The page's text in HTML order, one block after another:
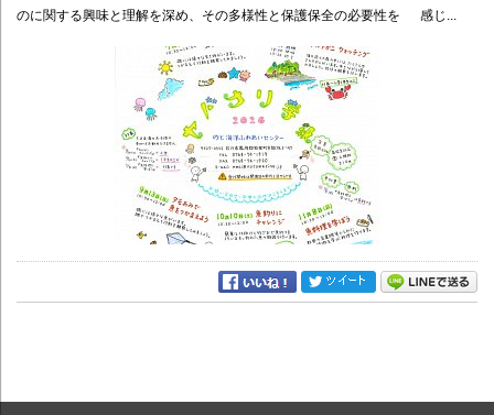
のに関する興味と理解を深め、その多様性と保護保全の必要性を 感じ...